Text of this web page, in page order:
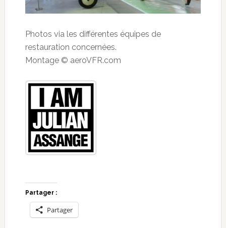
Photos via les différentes équipes de
restauration concernées.
Montage © aeroVFR.com
Partager :
Partager